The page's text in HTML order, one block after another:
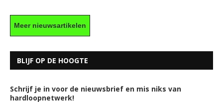
Meer nieuwsartikelen
BLIJF OP DE HOOGTE
Schrijf je in voor de nieuwsbrief en mis niks van
hardloopnetwerk!